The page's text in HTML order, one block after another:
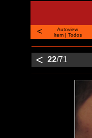
<
Autoview
Item| Todos
< 22/71